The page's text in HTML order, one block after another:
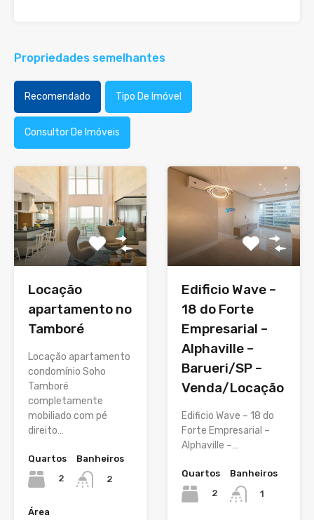
Propriedades semelhantes
Recomendado Tipo De Imóvel
Consultor De Imóveis
Locação
apartamento no
Tamboré
Locação apartamento
condomínio Soho
Tamboré
completamente
mobiliado com pé
direito…
Quartos
2
Banheiros
2
Área
Edificio Wave –
18 do Forte
Empresarial –
Alphaville –
Barueri/SP –
Venda/Locação
Edificio Wave – 18 do
Forte Empresarial –
Alphaville –…
Quartos
2
Banheiros
1